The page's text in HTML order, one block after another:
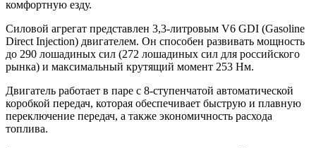
комфортную езду.
Силовой агрегат представлен 3,3-литровым V6 GDI (Gasoline
Direct Injection) двигателем. Он способен развивать мощность
до 290 лошадиных сил (272 лошадиных сил для российского
рынка) и максимальный крутящий момент 253 Нм.
Двигатель работает в паре с 8-ступенчатой автоматической
коробкой передач, которая обеспечивает быструю и плавную
переключение передач, а также экономичность расхода
топлива.